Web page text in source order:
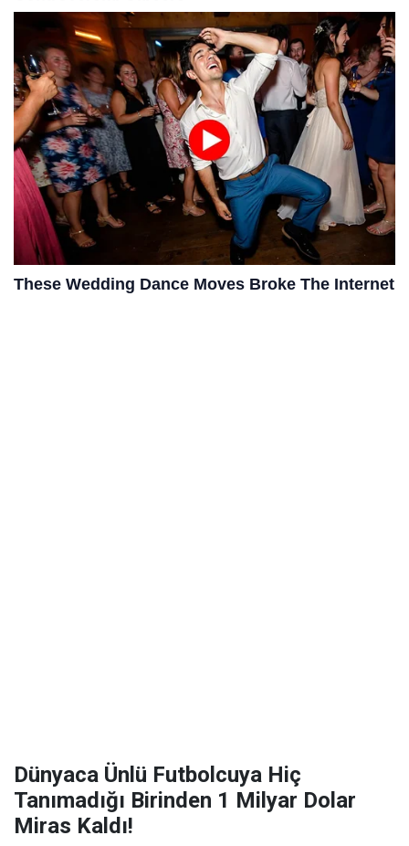
Dünyaca Ünlü Futbolcuya Hiç
Tanımadığı Birinden 1 Milyar Dolar
Miras Kaldı!